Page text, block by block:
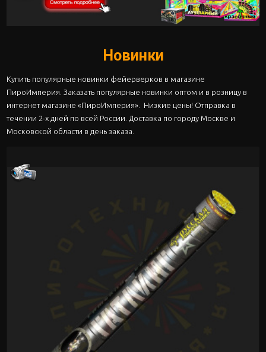
Новинки
Купить популярные новинки фейерверков в магазине
ПироИмперия. Заказать популярные новинки оптом и в розницу в
интернет магазине «ПироИмперия». Низкие цены! Отправка в
течении 2-х дней по всей России. Доставка по городу Москве и
Московской области в день заказа.